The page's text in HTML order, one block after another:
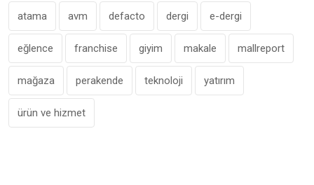
atama avm defacto dergi e-dergi
eğlence franchise giyim makale mallreport
mağaza perakende teknoloji yatırım
ürün ve hizmet